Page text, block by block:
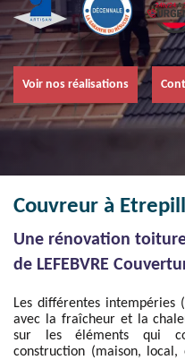
Voir nos réalisations
Couvreur à
Une rénovation
de LEFEBVRE
Les différentes intempéries
avec la fraîcheur et la
sur les éléments qui
construction (maison, local,